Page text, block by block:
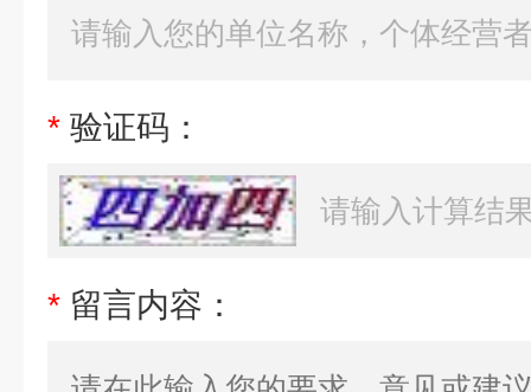
* 验证码：
* 留言内容：